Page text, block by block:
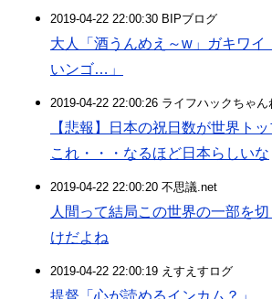
2019-04-22 22:00:30 BIPブログ
大人「酒うんめえ～w」ガキワイ
いンゴ…」
2019-04-22 22:00:26 ライフハックちゃん
【悲報】日本の祝日数が世界ト
これ・・・なるほど日本らしいな
2019-04-22 22:00:20 不思議.net
人間って結局この世界の一部を
けだよね
2019-04-22 22:00:19 えすえすログ
提督「心が読めるインカム？」